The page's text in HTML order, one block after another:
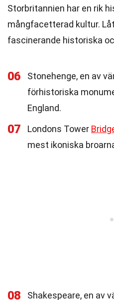
Storbritannien har en rik
mångfacetterad kultur.
fascinerande historiska
06
Stonehenge, en av
förhistoriska
England.
07 Londons Tower
mest ikoniska
08 Shakespeare, en av